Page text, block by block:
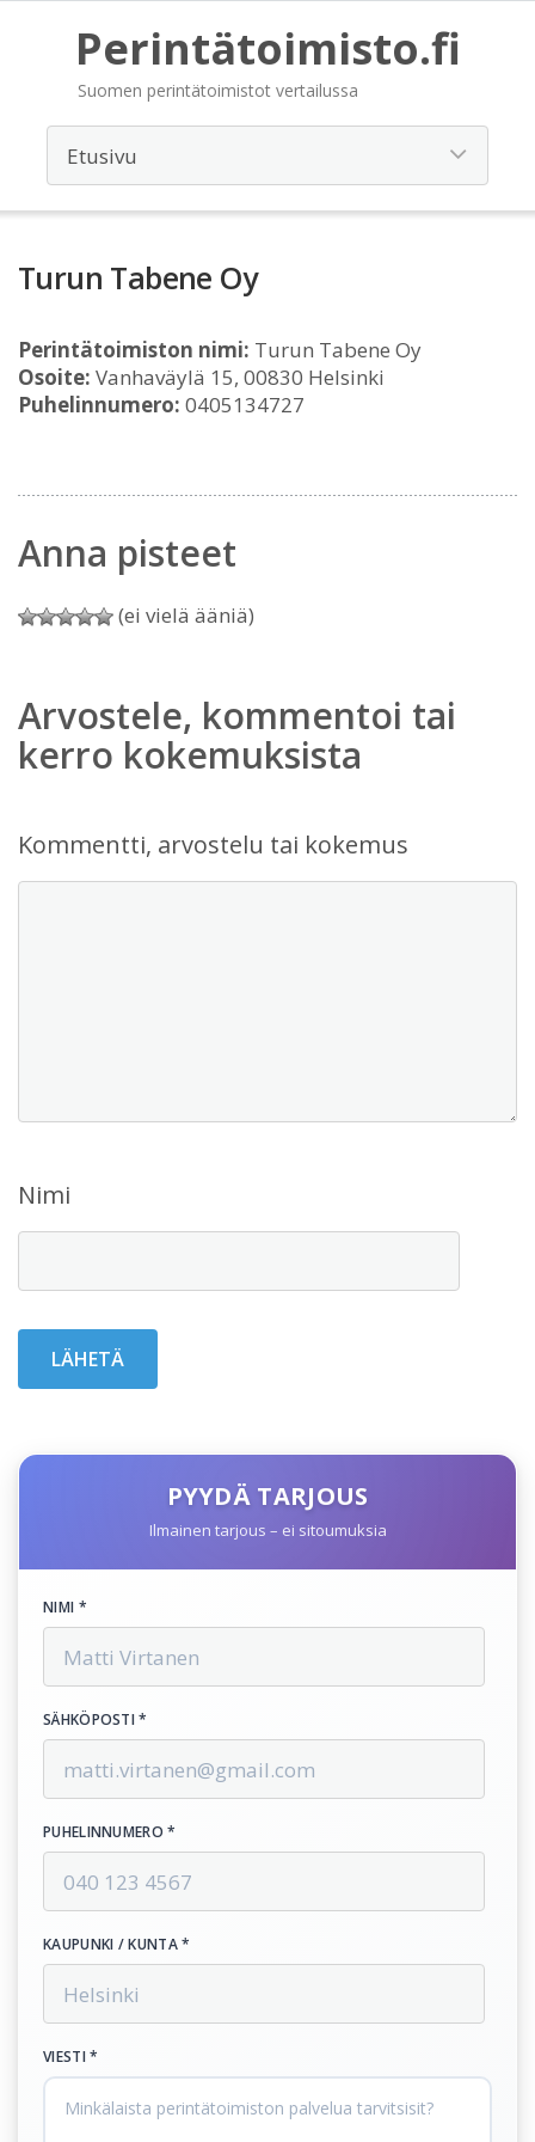
Perintätoimisto.fi
Suomen perintätoimistot vertailussa
Turun Tabene Oy
Perintätoimiston nimi: Turun Tabene Oy
Osoite: Vanhaväylä 15, 00830 Helsinki
Puhelinnumero: 0405134727
Anna pisteet
(ei vielä ääniä)
Arvostele, kommentoi tai
kerro kokemuksista
Kommentti, arvostelu tai kokemus
Nimi
PYYDÄ TARJOUS
Ilmainen tarjous – ei sitoumuksia
NIMI *
SÄHKÖPOSTI *
PUHELINNUMERO *
KAUPUNKI / KUNTA *
VIESTI *